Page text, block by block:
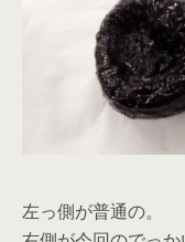
左っ側が普通の。